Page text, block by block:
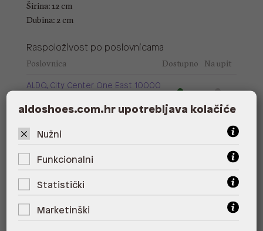
Širina: 12 cm
Dubina: 2 cm
Raspoloživost po poslovnicama
Poslovnica Dostupno Na upit
ALDO, City Center One East 10000
10000 Zagreb
ALDO, Arena Centar 10020 Zagreb
ALDO, Mall of Split Split
ALDO, City Center One Split 21000
Split
aldoshoes.com.hr upotrebljava kolačiće
Nužni
Funkcionalni
Statistički
Marketinški